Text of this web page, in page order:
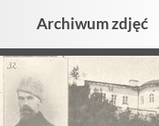
Archiwum zdjęć